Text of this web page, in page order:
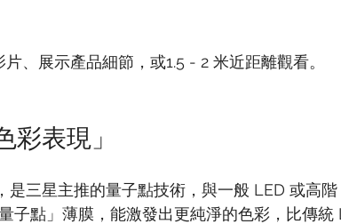
、展示產品細節，或1.5 - 2 米近距離觀看。
表現」
三星主推的量子點技術，與一般 LED 或高階
子點」薄膜，能激發出更純淨的色彩，比傳統